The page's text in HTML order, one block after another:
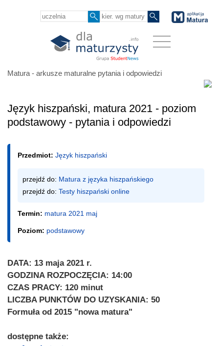
Matura - arkusze maturalne pytania i odpowiedzi
Język hiszpański, matura 2021 - poziom
podstawowy - pytania i odpowiedzi
Przedmiot: Język hiszpański
przejdź do: Matura z języka hiszpańskiego
przejdź do: Testy hiszpański online
Termin: matura 2021 maj
Poziom: podstawowy
DATA: 13 maja 2021 r.
GODZINA ROZPOCZĘCIA: 14:00
CZAS PRACY: 120 minut
LICZBA PUNKTÓW DO UZYSKANIA: 50
Formuła od 2015 "nowa matura"
dostępne także: